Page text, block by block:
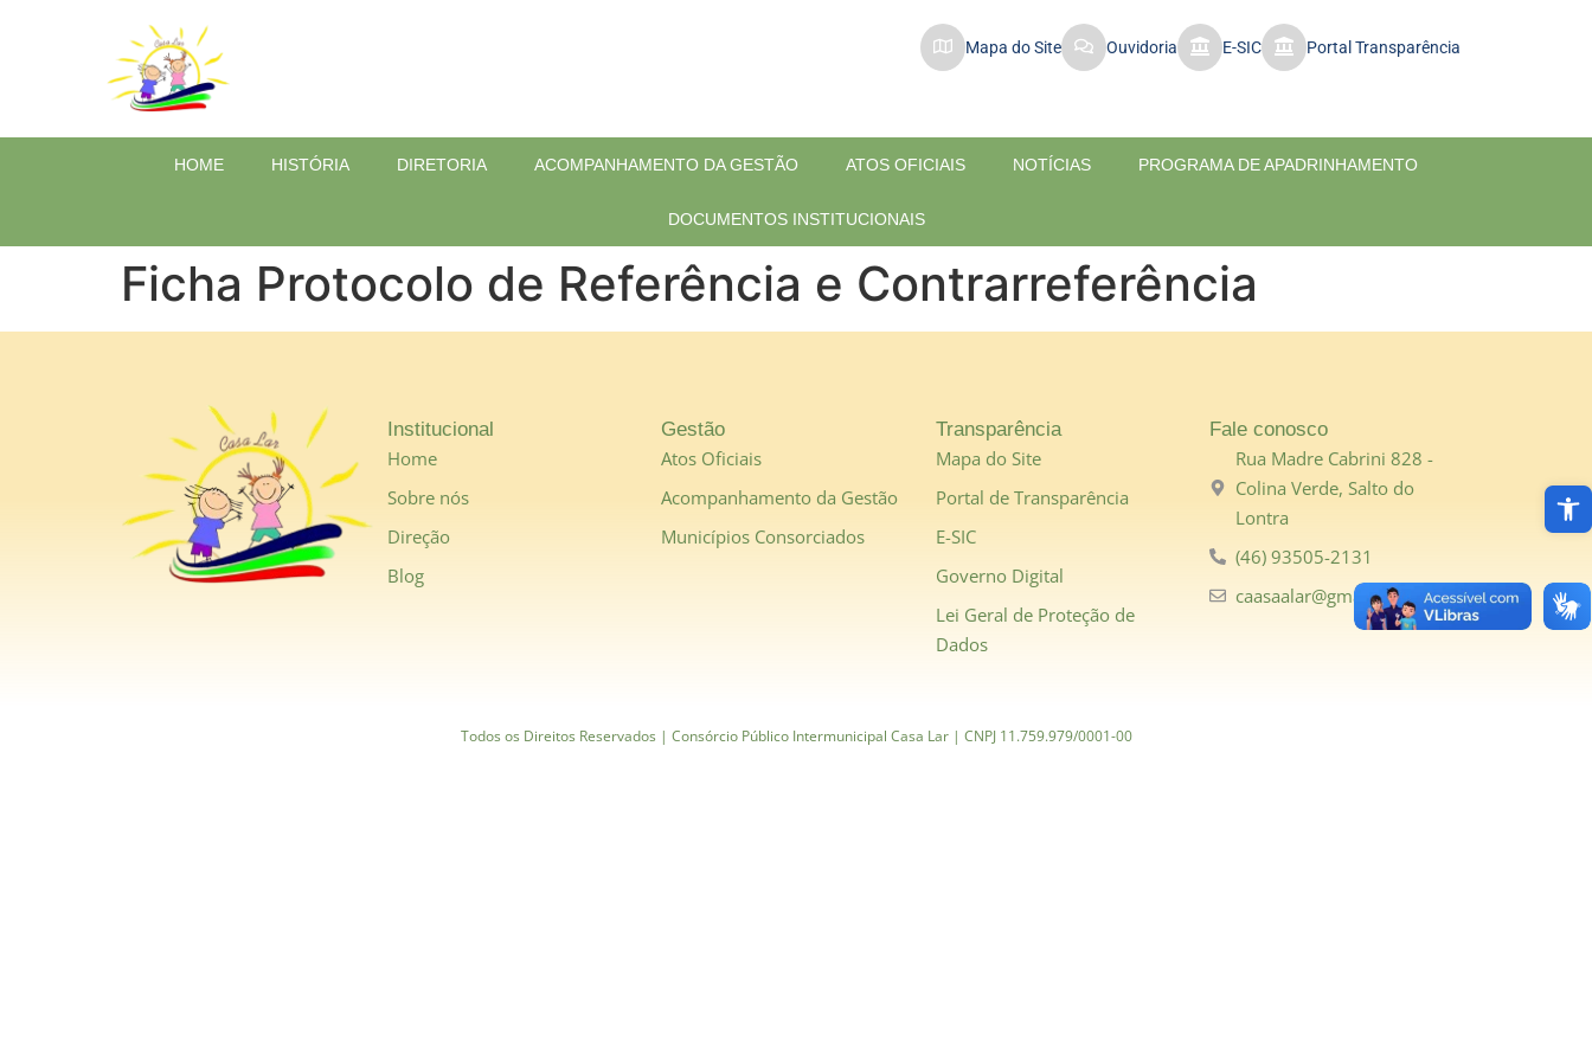
Mapa do Site Ouvidoria E-SIC Portal Transparência
HOME HISTÓRIA DIRETORIA ACOMPANHAMENTO DA GESTÃO ATOS OFICIAIS NOTÍCIAS PROGRAMA DE APADRINHAMENTO
DOCUMENTOS INSTITUCIONAIS
Ficha Protocolo de Referência e Contrarreferência
Institucional
Home
Sobre nós
Direção
Blog
Gestão
Atos Oficiais
Acompanhamento da Gestão
Municípios Consorciados
Transparência
Mapa do Site
Portal de Transparência
E-SIC
Governo Digital
Lei Geral de Proteção de
Dados
Fale conosco
Rua Madre Cabrini 828 -
Colina Verde, Salto do
Lontra
(46) 93505-2131
caasaalar@gmail.com
Todos os Direitos Reservados | Consórcio Público Intermunicipal Casa Lar | CNPJ 11.759.979/0001-00